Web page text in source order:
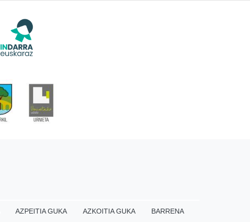
AZPEITIA GUKA AZKOITIA GUKA
BARRENA